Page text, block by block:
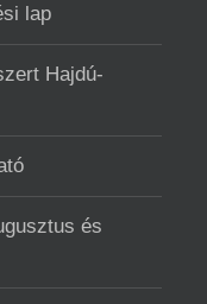
lap
Hajdú-
és